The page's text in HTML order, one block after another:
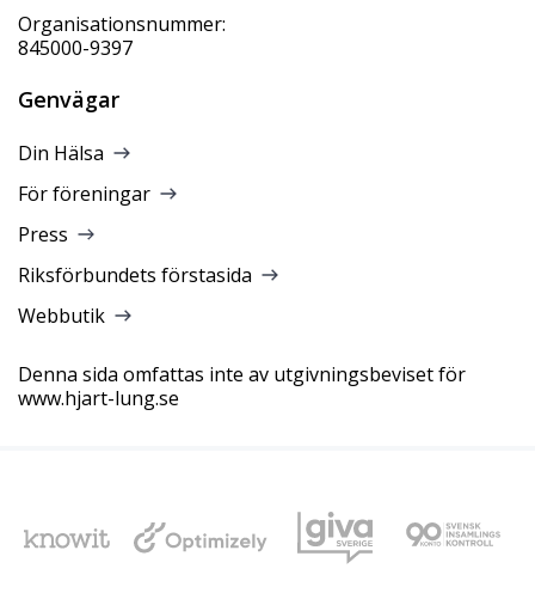
Organisationsnummer:
845000-9397
Genvägar
Din Hälsa
För föreningar
Press
Riksförbundets förstasida
Webbutik
Denna sida omfattas inte av utgivningsbeviset för
www.hjart-lung.se